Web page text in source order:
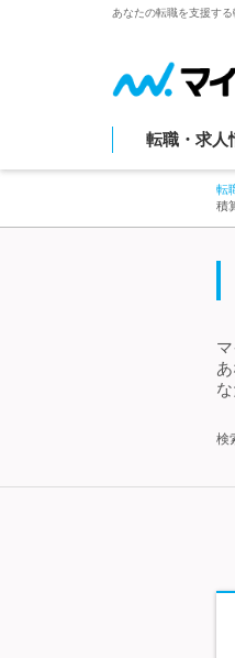
あなたの転職を支援す
転職・求人
転
積
検